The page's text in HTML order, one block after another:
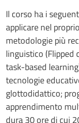
Il corso ha i
applicare nel
metodologie più
linguistico (Flipped
task-based
tecnologie
glottodidattico;
apprendimento
dura 30 ore di cui